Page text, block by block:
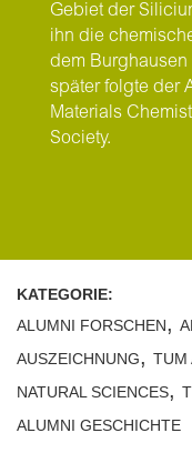
Gebiet der
ihn die
dem Burghausen
später folgte der
Materials
Society.
KATEGORIE:
ALUMNI FORSCHEN,
AUSZEICHNUNG, TUM
NATURAL SCIENCES,
ALUMNI GESCHICHTE